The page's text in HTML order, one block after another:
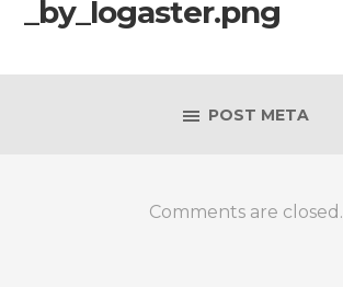
_by_logaster.png
POST META
Comments are closed.